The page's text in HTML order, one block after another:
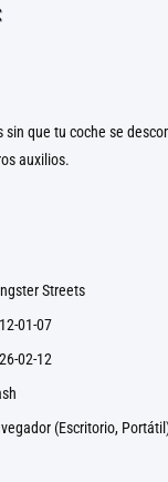
que tu coche se
auxilios.
Streets
01-07
02-12
(Escritorio,